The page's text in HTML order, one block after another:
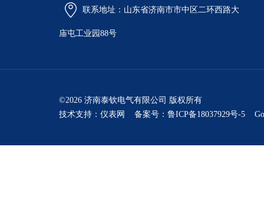
联系地址：山东省济南市市中区二环西路大
庙屯工业园88号
©2026 济南泰钦电气有限公司 版权所有
技术支持： 仪表网 备案号：鲁ICP备18037929号-5